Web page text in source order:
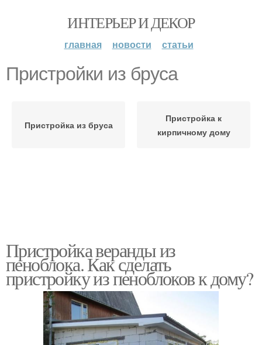
ИНТЕРЬЕР И ДЕКОР
главная новости статьи
Пристройки из бруса
Пристройка из бруса
Пристройка к
кирпичному дому
Пристройка веранды из
пеноблока. Как сделать
пристройку из пеноблоков к дому?